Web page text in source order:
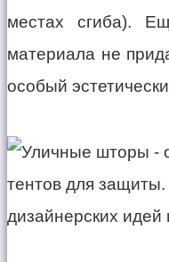
местах сгиба).
материала не
особый